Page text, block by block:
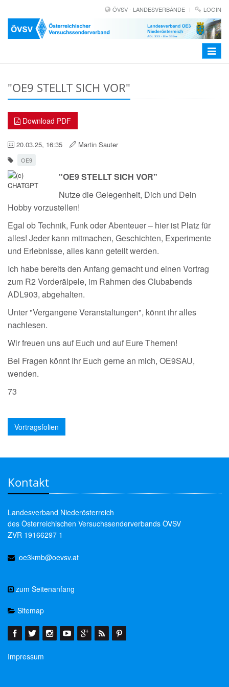
ÖVSV - LANDESVERBÄNDE LOGIN
Toggle
"OE9 STELLT SICH VOR"
Download PDF
20.03.25, 16:35 Martin Sauter
OE9
"OE9 STELLT SICH VOR"
Nutze die Gelegenheit, Dich und Dein
Hobby vorzustellen!
Egal ob Technik, Funk oder Abenteuer – hier ist Platz für
alles! Jeder kann mitmachen, Geschichten, Experimente
und Erlebnisse, alles kann geteilt werden.
Ich habe bereits den Anfang gemacht und einen Vortrag
zum R2 Vorderälpele, im Rahmen des Clubabends
ADL903, abgehalten.
Unter "Vergangene Veranstaltungen", könnt ihr alles
nachlesen.
Wir freuen uns auf Euch und auf Eure Themen!
Bei Fragen könnt Ihr Euch gerne an mich, OE9SAU,
wenden.
73
Vortragsfolien
Kontakt
Landesverband Niederösterreich
des Österreichischen Versuchssenderverbands ÖVSV
ZVR 19166297 1
oe3kmb@oevsv.at
zum Seitenanfang
Sitemap
Impressum